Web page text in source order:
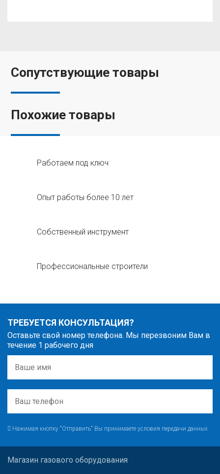
Сопутствующие товары
Похожие товары
Работаем под ключ
Опыт работы более 10 лет
Собственный инструмент
Профессиональные строители
ТРЕБУЕТСЯ КОНСУЛЬТАЦИЯ?
Оставьте свой номер телефона. Мы перезвоним Вам в
течение 1 рабочего дня
Нажимая кнопку "Отправить" Вы принимаете условия передачи данных.
Магазин газового оборудования